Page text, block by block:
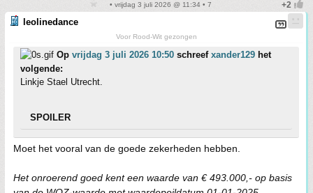
• vrijdag 3 juli 2026 @ 11:34 • 7
leolinedance
Voor Rood-Wit gezongen
Op vrijdag 3 juli 2026 10:50 schreef xander129 het
volgende:
Linkje Stael Utrecht.
SPOILER
Moet het vooral van de goede zekerheden hebben.
Het onroerend goed kent een waarde van € 493.000,- op basis